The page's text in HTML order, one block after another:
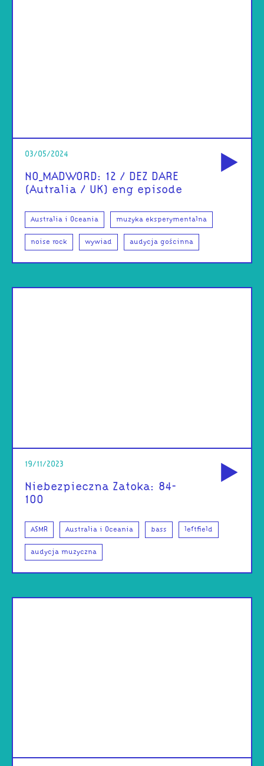
03/05/2024
NO_MADWORD: 12 / DEZ DARE
(Autralia / UK) eng episode
Australia i Oceania muzyka eksperymentalna
noise rock wywiad audycja gościnna
19/11/2023
Niebezpieczna Zatoka: 84-
100
ASMR Australia i Oceania bass leftfield
audycja muzyczna